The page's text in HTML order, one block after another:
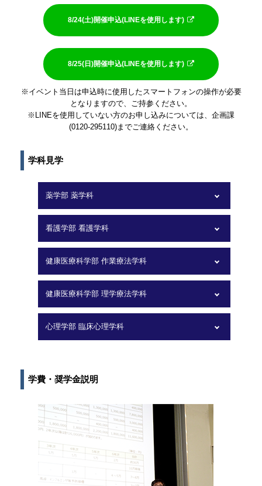
8/24(土)開催申込(LINEを使用します)
8/25(日)開催申込(LINEを使用します)
※イベント当日は申込時に使用したスマートフォンの操作が必要
となりますので、ご持参ください。
※LINEを使用していない方のお申し込みについては、企画課
(0120-295110)までご連絡ください。
学科見学
薬学部 薬学科
■学科体験
「血液の世界を覗いてみよう！血液細胞観察と
「寄生虫チャレンジ！」
「調剤系体験実習（調剤体験等）」
■教員による「なんでも相談会」
■教えて先輩(パイセン)！！
■パネル展示
看護学部 看護学科
「看護の基本は観察にあり」
「入院したって遊びたい！」
■学科体験
8/24(土)
「みなさんは、きちんと手が洗えている自
信がありますか？」
「アルコールが身体に与える影響について
考えてみよう！」
健康医療科学部 作業療法学科
■模擬講義
8/24(土)
「（体験型講義）自助具を作ってみよう！」
「魅力的な作業療法という仕事 ～したいこと
をできることに～」
健康医療科学部 理学療法学科
■学科紹介
「本学科の教育について」
■模擬講義
「（体験型講義）三次元動作解析体験」
■学科体験
心理学部 臨床心理学科
8/24(土)
「夢を知る ～誰もが一度は疑問に思う夢の話
学費・奨学金説明